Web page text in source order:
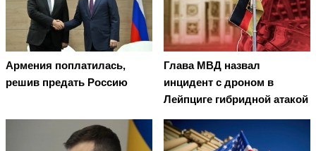
Армения поплатилась,
решив предать Россию
Глава МВД назвал
инцидент с дроном в
Лейпциге гибридной атакой